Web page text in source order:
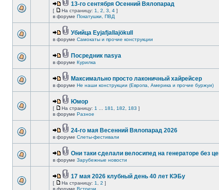
13-го сентября Осенний Вялопарад
[ На страницу: 1 2 3 4 ]
в форуме Покатушки, ПВД
Убийца Eyjafjallajökull
в форуме Самокаты и прочие конструкции
Посредник nasya
в форуме Курилка
Максимально просто лаконичный хайрейсер
в форуме Не наши конструкции (Европа, Америка и прочие буржуи)
Юмор
[ На страницу: 1 181 182 183 ]
в форуме Разное
24-го мая Весенний Вялопарад 2026
в форуме Слеты-фестивали
Они таки сделали велосипед на генераторе без
в форуме Зарубежные новости
17 мая 2026 клубный день 40 лет КЭБу
[ На страницу: 1 2 ]
в форуме Встречи